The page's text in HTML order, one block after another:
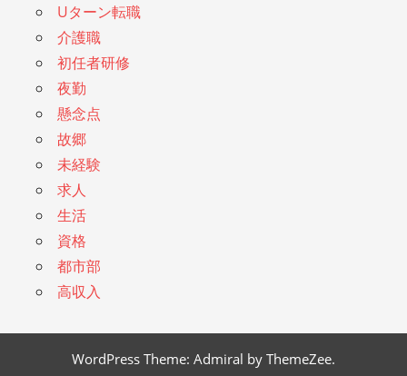
Uターン転職
介護職
初任者研修
夜勤
懸念点
故郷
未経験
求人
生活
資格
都市部
高収入
WordPress Theme: Admiral by ThemeZee.